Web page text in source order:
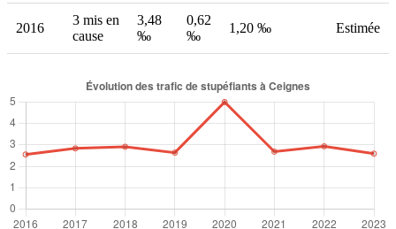
2016
3 mis en
cause
3,48
‰
0,62
‰
1,20 ‰ Estimée